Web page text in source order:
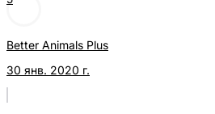
Better Animals Plus
30 янв. 2020 г.